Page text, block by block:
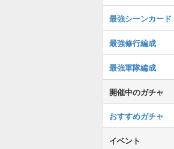
最強シーンカード
最強修行編成
最強軍隊編成
開催中のガチャ
おすすめガチャ
イベント